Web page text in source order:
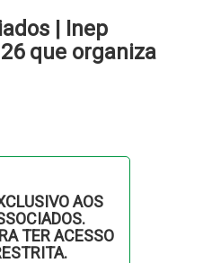
| Inep
que organiza
AOS
TER ACESSO